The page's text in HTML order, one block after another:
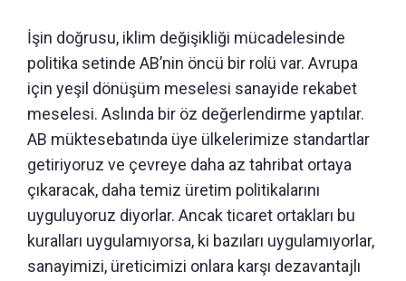
İşin doğrusu, iklim değişikliği mücadelesinde
politika setinde AB’nin öncü bir rolü var. Avrupa
için yeşil dönüşüm meselesi sanayide rekabet
meselesi. Aslında bir öz değerlendirme yaptılar.
AB müktesebatında üye ülkelerimize standartlar
getiriyoruz ve çevreye daha az tahribat ortaya
çıkaracak, daha temiz üretim politikalarını
uyguluyoruz diyorlar. Ancak ticaret ortakları bu
kuralları uygulamıyorsa, ki bazıları uygulamıyorlar,
sanayimizi, üreticimizi onlara karşı dezavantajlı